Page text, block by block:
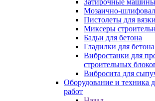
Затирочные машины
Мозаично-
Пистолеты для
Миксеры
Бадьи для бетона
Гладилки для бетона
Вибростанки для
строительных
Вибросита для
Оборудование и техника
работ